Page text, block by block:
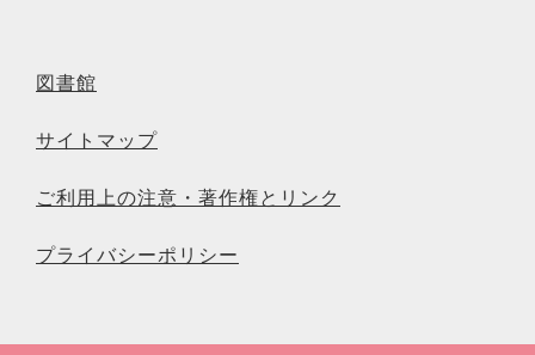
図書館
サイトマップ
ご利用上の注意・著作権とリンク
プライバシーポリシー